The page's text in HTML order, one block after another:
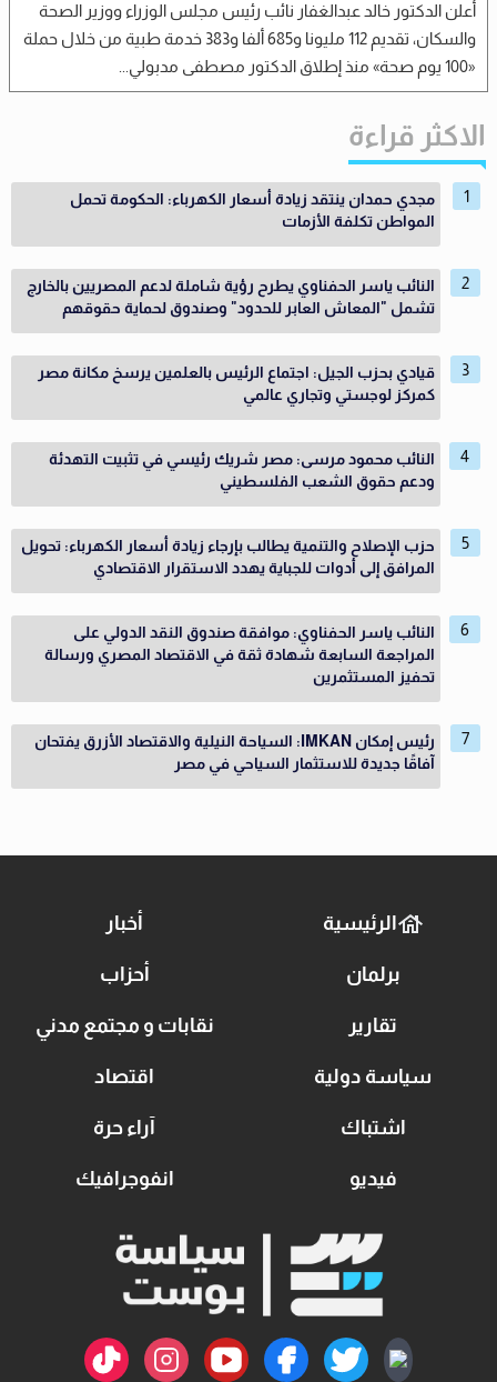
أعلن الدكتور خالد عبدالغفار نائب رئيس مجلس الوزراء ووزير الصحة
والسكان، تقديم 112 مليونا و685 ألفا و383 خدمة طبية من خلال حملة
«100 يوم صحة» منذ إطلاق الدكتور مصطفى مدبولي...
الاكثر قراءة
مجدي حمدان ينتقد زيادة أسعار الكهرباء: الحكومة تحمل
المواطن تكلفة الأزمات
النائب ياسر الحفناوي يطرح رؤية شاملة لدعم المصريين بالخارج
تشمل "المعاش العابر للحدود" وصندوق لحماية حقوقهم
قيادي بحزب الجيل: اجتماع الرئيس بالعلمين يرسخ مكانة مصر
كمركز لوجستي وتجاري عالمي
النائب محمود مرسى: مصر شريك رئيسي في تثبيت التهدئة
ودعم حقوق الشعب الفلسطيني
حزب الإصلاح والتنمية يطالب بإرجاء زيادة أسعار الكهرباء: تحويل
المرافق إلى أدوات للجباية يهدد الاستقرار الاقتصادي
النائب ياسر الحفناوي: موافقة صندوق النقد الدولي على
المراجعة السابعة شهادة ثقة في الاقتصاد المصري ورسالة
تحفيز المستثمرين
رئيس إمكان IMKAN: السياحة النيلية والاقتصاد الأزرق يفتحان
آفاقًا جديدة للاستثمار السياحي في مصر
الرئيسية أخبار
برلمان أحزاب
تقارير نقابات و مجتمع مدني
سياسة دولية اقتصاد
اشتباك آراء حرة
فيديو انفوجرافيك